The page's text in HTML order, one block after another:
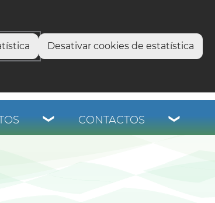
Desativar cookies de estatística
CONTACTOS